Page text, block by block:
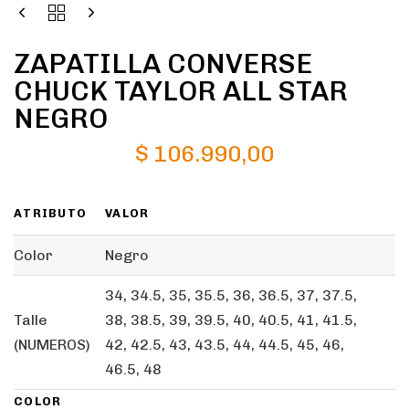
ZAPATILLA CONVERSE
CHUCK TAYLOR ALL STAR
NEGRO
$ 106.990,00
ATRIBUTO VALOR
Color Negro
Talle
(NUMEROS)
34, 34.5, 35, 35.5, 36, 36.5, 37, 37.5,
38, 38.5, 39, 39.5, 40, 40.5, 41, 41.5,
42, 42.5, 43, 43.5, 44, 44.5, 45, 46,
46.5, 48
COLOR